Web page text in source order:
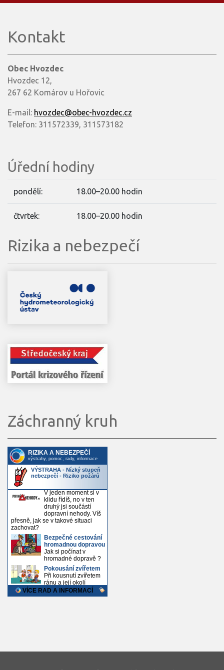
Kontakt
Obec Hvozdec
Hvozdec 12,
267 62 Komárov u Hořovic
E-mail: hvozdec@obec-hvozdec.cz
Telefon: 311572339, 311573182
Úřední hodiny
pondělí: 18.00–20.00 hodin
čtvrtek: 18.00–20.00 hodin
Rizika a nebezpečí
Záchranný kruh